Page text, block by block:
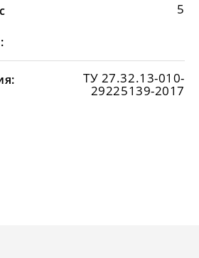
5
ТУ 27.32.13-010-
29225139-2017